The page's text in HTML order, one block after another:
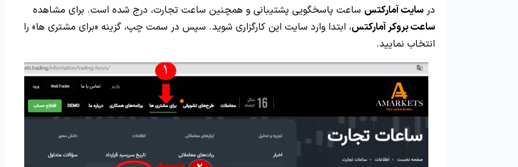
در سایت آمارکتس ساعت پاسخگویی پشتیبانی و همچنین ساعت تجارت، درج شده است. برای مشاهده
ساعت بروکر آمارکتس، ابتدا وارد سایت این کارگزاری شوید. سپس در سمت چپ، گزینه «برای مشتری ها» را
انتخاب نمایید.